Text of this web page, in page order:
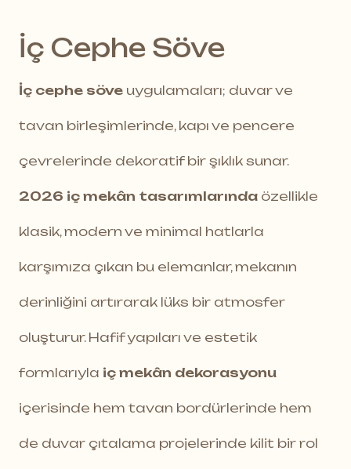
İç Cephe Söve
İç cephe söve uygulamaları; duvar ve
tavan birleşimlerinde, kapı ve pencere
çevrelerinde dekoratif bir şıklık sunar.
2026 iç mekân tasarımlarında özellikle
klasik, modern ve minimal hatlarla
karşımıza çıkan bu elemanlar, mekanın
derinliğini artırarak lüks bir atmosfer
oluşturur. Hafif yapıları ve estetik
formlarıyla iç mekân dekorasyonu
içerisinde hem tavan bordürlerinde hem
de duvar çıtalama projelerinde kilit bir rol